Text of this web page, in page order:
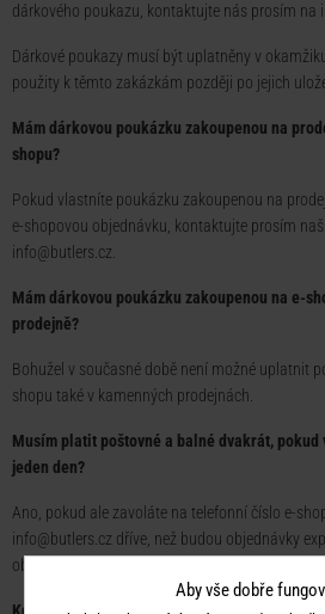
dárkového poukazu, kontaktujte nás prosím na
Dárkové poukazy musí být uplatněny v
použity k těmto zakázkám později po jejich
Mám dárkovou poukázku zakoupenou na
shopu?
Pokud vlastníte poukázku zakoupenou na
e-shopovou objednávku, kontaktujte prosím
info@butlers.cz
Mám dárkovou poukázku zakoupenou na e-
prodejně?
Bohužel v současné době není možné uplatnit
shopu také v kamenných prodejnách.
Musím platit poštovné a balné dvakrát, pokud
jeden den?
Ano, pokud ale zavoláte na telefonní číslo e-
info@butlers.cz dříve, než budou objednávky
objednávky sloučit do jedné.
Aby vše dobře